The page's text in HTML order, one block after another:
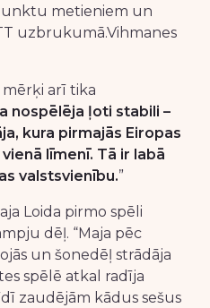
metieniem un
uzbrukumā.Vihmanes
arī tika
nospēlēja ļoti stabili –
kura pirmajās Eiropas
līmenī. Tā ir labā
valstsvienību.”
Loida pirmo spēli
dēļ. “Maja pēc
un šonedēļ strādāja
spēlē atkal radīja
zaudējām kādus sešus